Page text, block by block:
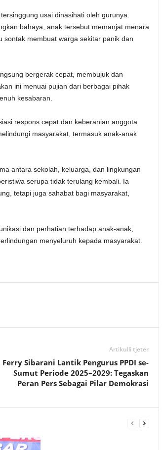
usai dinasihati oleh gurunya.
bahaya, anak tersebut memanjat menara
sontak membuat warga sekitar panik dan
bergerak cepat, membujuk dan
ini menuai pujian dari berbagai pihak
kesabaran.
respons cepat dan keberanian anggota
masyarakat, termasuk anak-anak
antara sekolah, keluarga, dan lingkungan
serupa tidak terulang kembali. Ia
tetapi juga sahabat bagi masyarakat,
dan perhatian terhadap anak-anak,
menyeluruh kepada masyarakat.
Artikulli tjetër
Ferry Sibarani Lantik Pengurus PPDI se-
Sumut Periode 2025–2029: Tegaskan
Peran Pers Sebagai Pilar Demokrasi